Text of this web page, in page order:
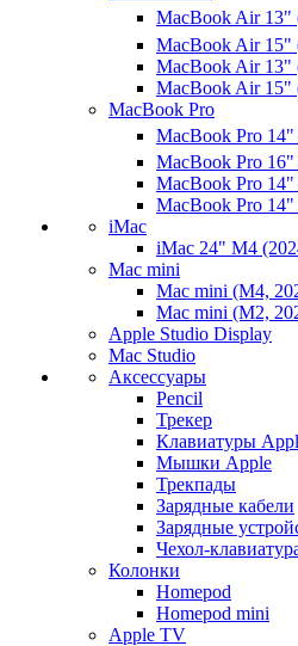
MacBook Air 13"
MacBook Air 15"
MacBook Air 13"
MacBook Air 15"
MacBook Pro
MacBook Pro 14"
MacBook Pro 16"
MacBook Pro 14"
MacBook Pro 14"
iMac
iMac 24" M4
Mac mini
Mac mini (M4,
Mac mini (M2,
Apple Studio Display
Mac Studio
Аксессуары
Pencil
Трекер
Клавиатуры
Мышки Apple
Трекпады
Зарядные кабели
Зарядные
Чехол-
Колонки
Homepod
Homepod mini
Apple TV